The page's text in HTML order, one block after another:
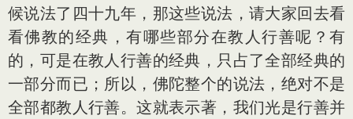
候说法了四十九年，那这些说法，请大家回去看
看佛教的经典，有哪些部分在教人行善呢？有
的，可是在教人行善的经典，只占了全部经典的
一部分而已；所以，佛陀整个的说法，绝对不是
全部都教人行善。这就表示著，我们光是行善并